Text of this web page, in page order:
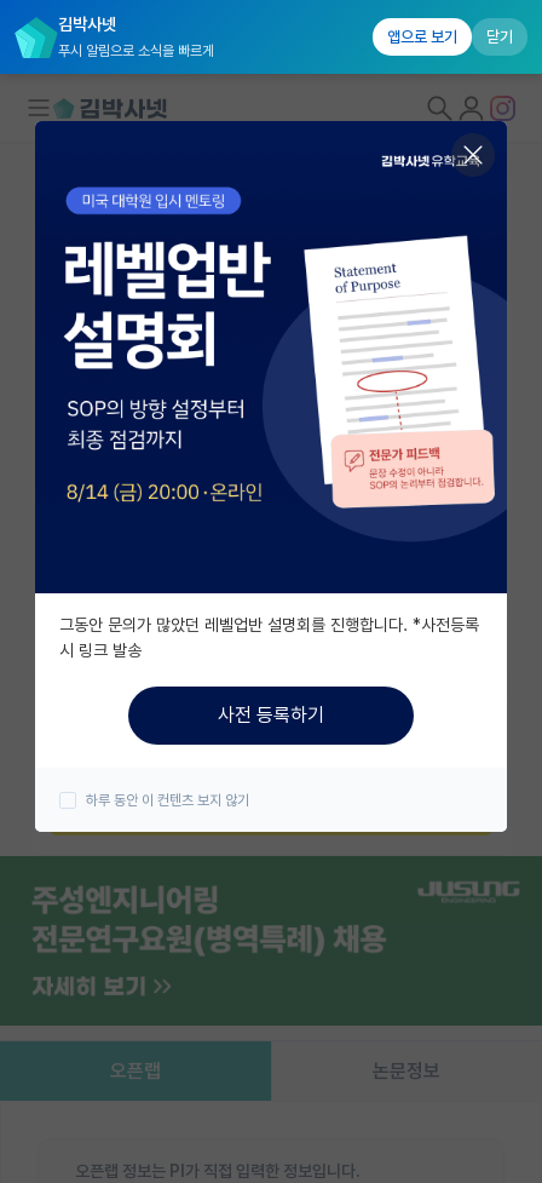
김박사넷
푸시 알림으로 소식을 빠르게
앱으로 보기 닫기
대학원생 모집
국내대학원 정보
연구실&오픈랩
연구실&오픈랩 홈
오픈랩 전체보기
PI 회원 신청
커뮤니티
유학교육
이벤트
반도체 아카데미
재팬라운지 🌸
오픈랩 논문정보
오픈랩 정보는 PI가 직접 입력한 정보입니다.
그동안 문의가 많았던 레벨업반 설명회를 진행합니다. *사전등록
시 링크 발송
사전 등록하기
하루 동안 이 컨텐츠 보지 않기
카카오 계정과 연동하여 김박사넷의
카카오로 시작하기
조교수
경상국립대학교 반도체공학과
dglee@gnu.ac.kr
https://aod.gnu.ac.kr/